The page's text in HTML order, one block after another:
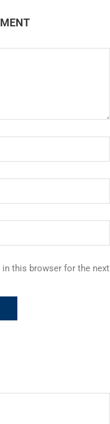
in this browser for the next